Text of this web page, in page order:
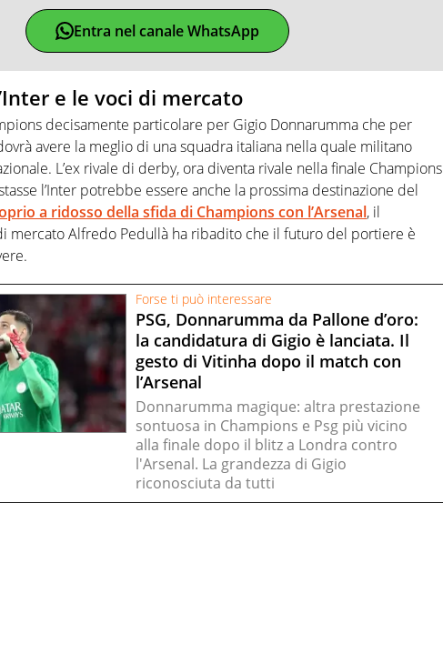
Entra nel canale WhatsApp
e le voci di mercato
decisamente particolare per Gigio Donnarumma che per
avere la meglio di una squadra italiana nella quale militano
L’ex rivale di derby, ora diventa rivale nella finale Champions
l’Inter potrebbe essere anche la prossima destinazione del
a ridosso della sfida di Champions con l’Arsenal, il
mercato Alfredo Pedullà ha ribadito che il futuro del portiere è
Forse ti può interessare
PSG, Donnarumma da Pallone d’oro:
la candidatura di Gigio è lanciata. Il
gesto di Vitinha dopo il match con
l’Arsenal
Donnarumma magique: altra prestazione
sontuosa in Champions e Psg più vicino
alla finale dopo il blitz a Londra contro
l'Arsenal. La grandezza di Gigio
riconosciuta da tutti